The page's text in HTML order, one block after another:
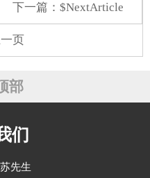
下一篇：$NextArticle
页
部
们
先生